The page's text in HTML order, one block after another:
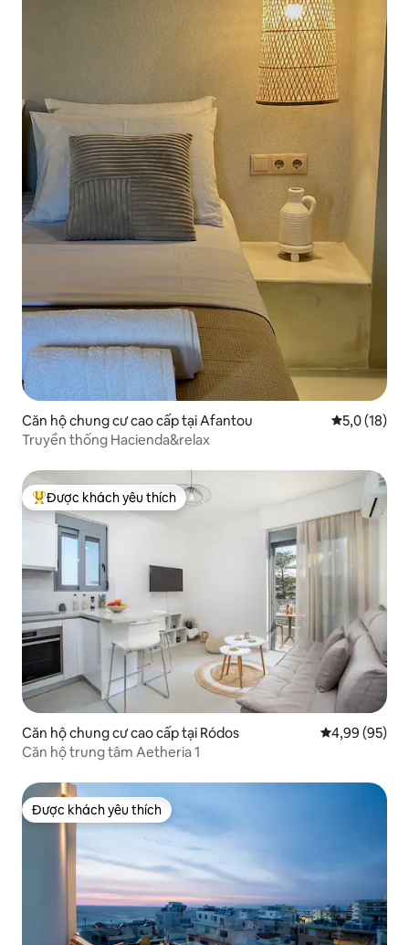
Căn hộ chung cư cao cấp tại Afantou Xếp hạng
5,0 (18)
Truyền thống Hacienda&relax
Được khách yêu thích nhất
Được khách yêu thích
Căn hộ chung cư cao cấp tại Ródos Xếp hạng
4,99 (95)
Căn hộ trung tâm Aetheria 1
Được khách yêu thích
Được khách yêu thích